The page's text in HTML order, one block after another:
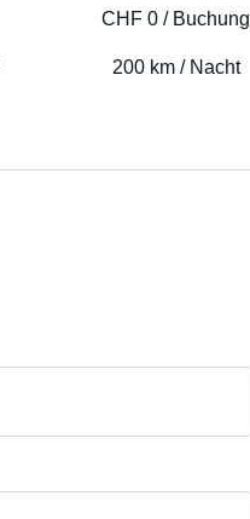
CHF 0 / Buchung
200 km / Nacht